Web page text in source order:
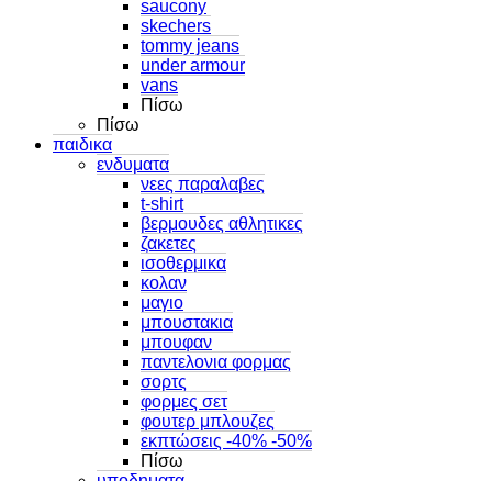
saucony
skechers
tommy jeans
under armour
vans
Πίσω
Πίσω
παιδικα
ενδυματα
νεες παραλαβες
t-shirt
βερμουδες αθλητικες
ζακετες
ισοθερμικα
κολαν
μαγιο
μπουστακια
μπουφαν
παντελονια φορμας
σορτς
φορμες σετ
φουτερ μπλουζες
εκπτώσεις -40% -50%
Πίσω